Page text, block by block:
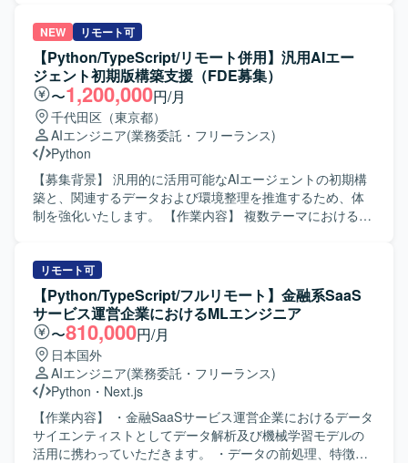
魅力】 交通系のToC向けサービス開発に携わることができ
ます。 【開発環境】 Python、TypeScript、Java、
PostgreSQL、Oracle、SQL Server、BigQuery、AWS、
GCP、Azure、Terraformを使用します。
NEW リモート可
【Python/TypeScript/リモート併用】汎用AIエー
ジェント初期版構築支援（FDE募集）
〜1,200,000円/月
千代田区（東京都）
AIエンジニア(業務委託・フリーランス)
Python
【募集背景】 汎用的に活用可能なAIエージェントの初期構
築と、関連するデータおよび環境整理を推進するため、体
制を強化いたします。 【作業内容】 複数テーマにおける汎
していただきます。また、AIエージェントおよび関連シス
テムの稼働環境に関する論点整理、障壁の抽出・提案、技
術的な検討内容のドキュメント化を行っていただきます。
【求める人物像】 新しい技術領域に主体的にキャッチアッ
プし、検証しながら業務を推進できる方を求めます。関係
者と建設的にコミュニケーションを取り、論点やリスクを
整理して提案できる方を歓迎いたします。 【ポジションの
魅力】 汎用AIエージェントの初期構築フェーズから参画
し、アーキテクチャ設計から実装まで一貫した経験を積む
ことができます。データ整理や環境設計を含む上流工程に
も携わり、AI活用プロジェクト全体への理解を深めること
リモート可
【Python/TypeScript/フルリモート】金融系SaaS
サービス運営企業におけるMLエンジニア
〜810,000円/月
日本国外
AIエンジニア(業務委託・フリーランス)
Python ・ Next.js
【作業内容】 ・金融SaaSサービス運営企業におけるデータ
サイエンティストとしてデータ解析及び機械学習モデルの
活用に携わっていただきます。 ・データの前処理、特徴量